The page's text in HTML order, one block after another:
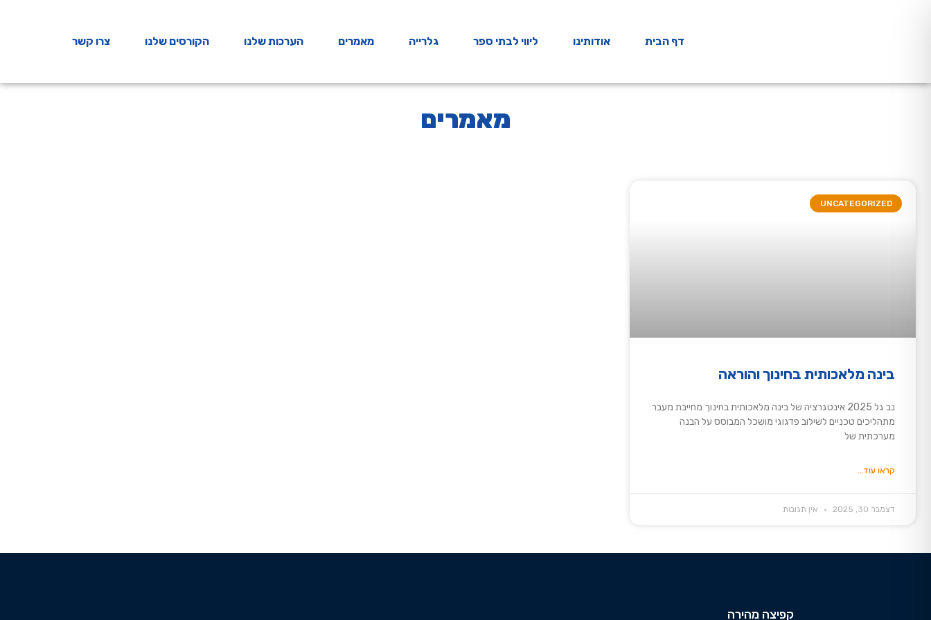
דף הבית אודותינו ליווי לבתי ספר גלרייה מאמרים הערכות שלנו הקורסים שלנו צרו קשר
מאמרים
UNCATEGORIZED
בינה מלאכותית בחינוך והוראה
נב גל 2025 אינטגרציה של בינה מלאכותית בחינוך מחייבת מעבר
מתהליכים טכניים לשילוב פדגוגי מושכל המבוסס על הבנה
מערכתית של
קראו עוד...
דצמבר 30, 2025 אין תגובות
קפיצה מהירה